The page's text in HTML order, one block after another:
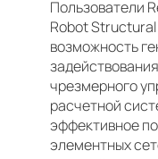
Пользователи
Robot
возможность
чрезмерного
расчетной
эффективное
элементных